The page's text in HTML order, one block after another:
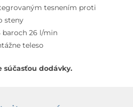
tesnením proti
steny
baroch 26 l/min
teleso
súčasťou dodávky.